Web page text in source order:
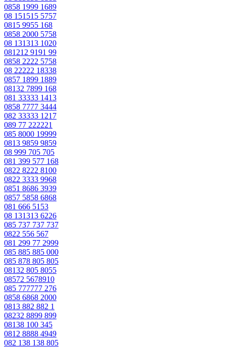
0858 1999 1689
08 151515 5757
0815 9955 168
0858 2000 5758
08 131313 1020
081212 9191 99
0858 2222 5758
08 22222 18338
0857 1899 1889
08132 7899 168
081 33333 1413
0858 7777 3444
082 33333 1217
089 77 222221
085 8000 19999
0813 9859 9859
08 999 705 705
081 399 577 168
0822 8222 8100
0822 3333 9968
0851 8686 3939
0857 5858 6868
081 666 5153
08 131313 6226
085 737 737 737
0822 556 567
081 299 77 2999
085 885 885 000
085 878 805 805
08132 805 8055
08572 5678910
085 777777 276
0858 6868 2000
0813 882 882 1
08232 8899 899
08138 100 345
0812 8888 4949
082 138 138 805